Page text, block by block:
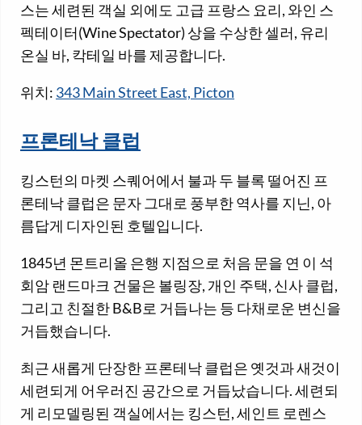
스는 세련된 객실 외에도 고급 프랑스 요리, 와인 스
펙테이터(Wine Spectator) 상을 수상한 셀러, 유리
온실 바, 칵테일 바를 제공합니다.
위치: 343 Main Street East, Picton
프론테낙 클럽
킹스턴의 마켓 스퀘어에서 불과 두 블록 떨어진 프
론테낙 클럽은 문자 그대로 풍부한 역사를 지닌, 아
름답게 디자인된 호텔입니다.
1845년 몬트리올 은행 지점으로 처음 문을 연 이 석
회암 랜드마크 건물은 볼링장, 개인 주택, 신사 클럽,
그리고 친절한 B&B로 거듭나는 등 다채로운 변신을
거듭했습니다.
최근 새롭게 단장한 프론테낙 클럽은 옛것과 새것이
세련되게 어우러진 공간으로 거듭났습니다. 세련되
게 리모델링된 객실에서는 킹스턴, 세인트 로렌스